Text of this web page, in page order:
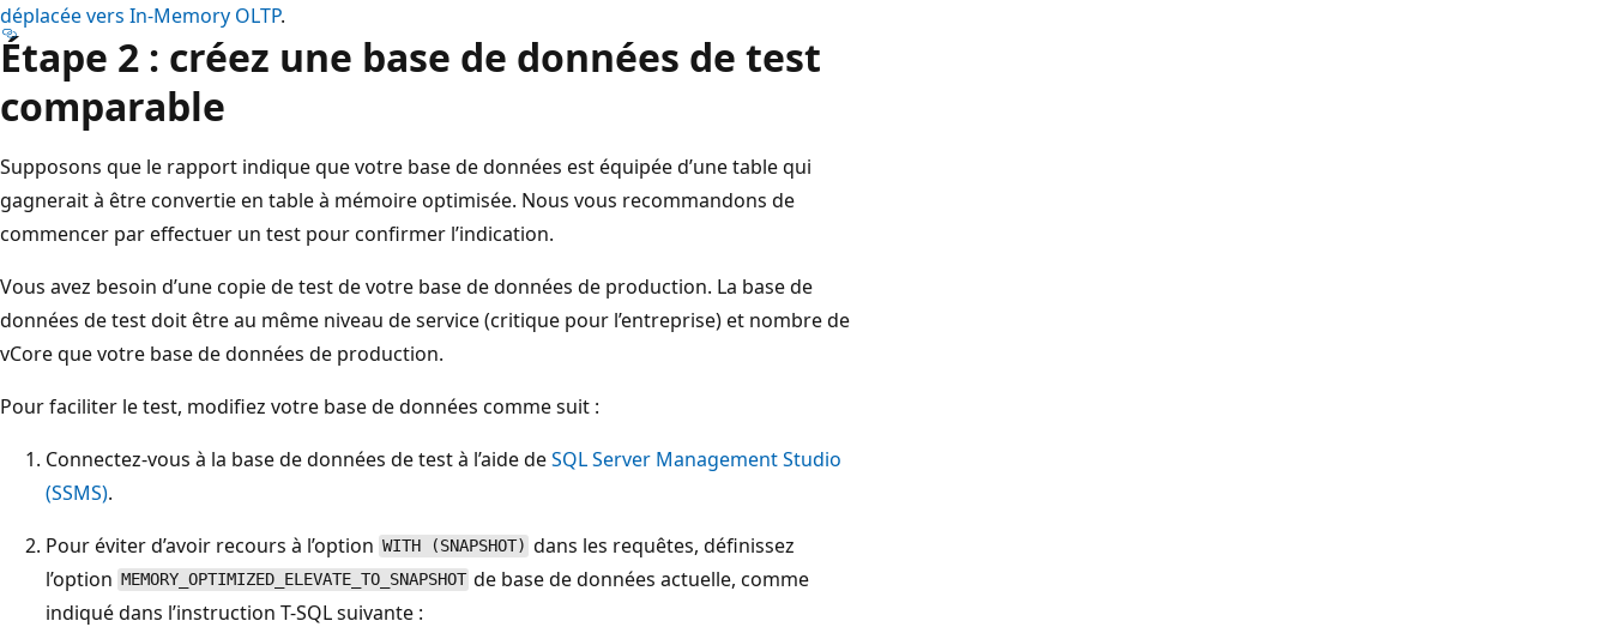
déplacée vers In-Memory OLTP.
Étape 2 : créez une base de données de test
comparable
Supposons que le rapport indique que votre base de données est équipée d’une table qui
gagnerait à être convertie en table à mémoire optimisée. Nous vous recommandons de
commencer par effectuer un test pour confirmer l’indication.
Vous avez besoin d’une copie de test de votre base de données de production. La base de
données de test doit être au même niveau de service (critique pour l’entreprise) et nombre de
vCore que votre base de données de production.
Pour faciliter le test, modifiez votre base de données comme suit :
Connectez-vous à la base de données de test à l’aide deSQL Server Management Studio
(SSMS).
Pour éviter d’avoir recours à l’option WITH (SNAPSHOT) dans les requêtes, définissez
l’option MEMORY_OPTIMIZED_ELEVATE_TO_SNAPSHOT de base de données actuelle, comme
indiqué dans l’instruction T-SQL suivante :